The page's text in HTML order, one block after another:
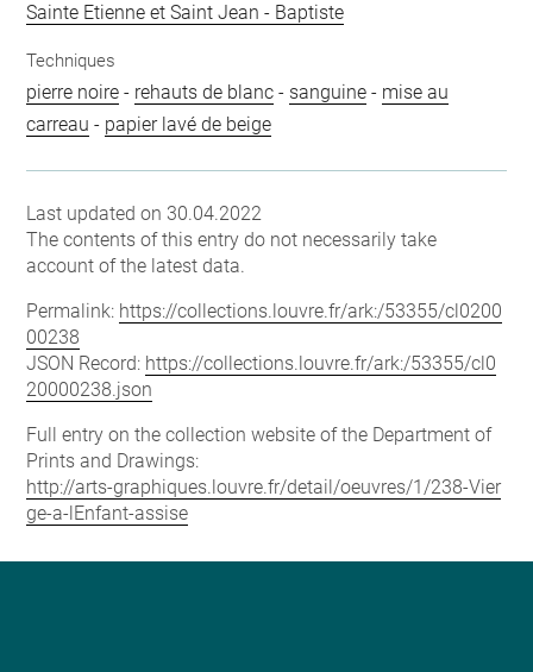
Sainte Etienne et Saint Jean - Baptiste
Techniques
pierre noire - rehauts de blanc - sanguine - mise au
carreau - papier lavé de beige
Last updated on 30.04.2022
The contents of this entry do not necessarily take
account of the latest data.
Permalink: https://collections.louvre.fr/ark:/53355/cl0200
00238
JSON Record: https://collections.louvre.fr/ark:/53355/cl0
20000238.json
Full entry on the collection website of the Department of
Prints and Drawings:
http://arts-graphiques.louvre.fr/detail/oeuvres/1/238-Vier
ge-a-lEnfant-assise